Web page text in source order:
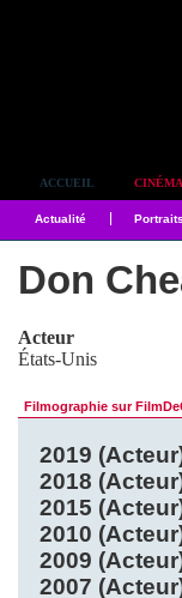
ACCUEIL CINÉMA
Actualité Portraits
Don
Acteur
États-Unis
Filmographie sur
2019
2018
2015
2010
2009
2007